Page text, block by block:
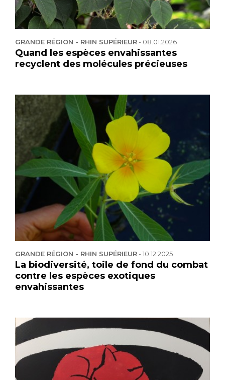
GRANDE RÉGION - RHIN SUPÉRIEUR- 08.01.2026
Quand les espèces envahissantes
recyclent des molécules précieuses
GRANDE RÉGION - RHIN SUPÉRIEUR-10.12.2025
La biodiversité, toile de fond du combat
contre les espèces exotiques
envahissantes